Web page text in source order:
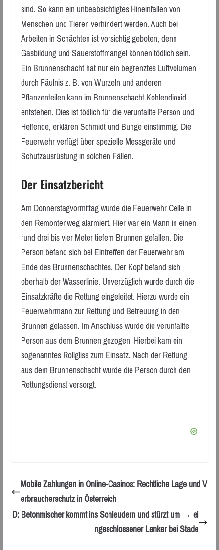
sind. So kann ein unbeabsichtigtes Hineinfallen von
Menschen und Tieren verhindert werden. Auch bei
Arbeiten in Schächten ist vorsichtig geboten, denn
Gasbildung und Sauerstoffmangel können tödlich sein.
Ein Brunnenschacht hat nur ein begrenztes Luftvolumen,
durch Fäulnis z. B. von Wurzeln und anderen
Pflanzenteilen kann im Brunnenschacht Kohlendioxid
entstehen. Dies ist tödlich für die verunfallte Person und
Helfende, erklären Schmidt und Bunge einstimmig. Die
Feuerwehr verfügt über spezielle Messgeräte und
Schutzausrüstung in solchen Fällen.
Der Einsatzbericht
Am Donnerstagvormittag wurde die Feuerwehr Celle in
den Remontenweg alarmiert. Hier war ein Mann in einen
rund drei bis vier Meter tiefem Brunnen gefallen. Die
Person befand sich bei Eintreffen der Feuerwehr am
Ende des Brunnenschachtes. Der Kopf befand sich
oberhalb der Wasserlinie. Unverzüglich wurde durch die
Einsatzkräfte die Rettung eingeleitet. Hierzu wurde ein
Feuerwehrmann zur Rettung und Betreuung in den
Brunnen gelassen. Im Anschluss wurde die verunfallte
Person aus dem Brunnen gezogen. Hierbei kam ein
sogenanntes Rollgliss zum Einsatz. Nach der Rettung
aus dem Brunnenschacht wurde die Person durch den
Rettungsdienst versorgt.
Mobile Zahlungen in Online-Casinos: Rechtliche Lage und V
erbraucherschutz in Österreich
D: Betonmischer kommt ins Schleudern und stürzt um → ei
ngeschlossener Lenker bei Stade